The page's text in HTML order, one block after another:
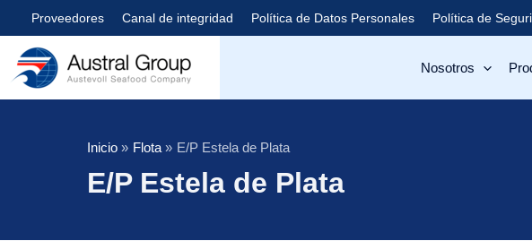
Saltar
al
contenido
Proveedores Canal de integridad Política de Datos Personales Política de
Nosotros
Inicio Flota E/P Estela de Plata
E/P Estela de Plata